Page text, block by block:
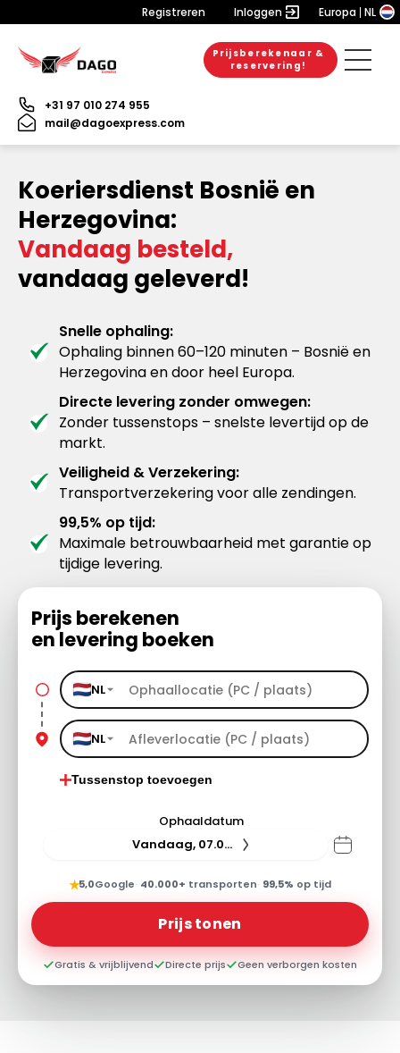
Registreren Inloggen Europa NL
Prijsberekenaar &
reservering!
+31 97 010 274 955
mail@dagoexpress.com
Koeriersdienst Bosnië en
Herzegovina:
Vandaag besteld,
vandaag geleverd!
Snelle ophaling:
Ophaling binnen 60–120 minuten – Bosnië en
Herzegovina en door heel Europa.
Directe levering zonder omwegen:
Zonder tussenstops – snelste levertijd op de
markt.
Veiligheid & Verzekering:
Transportverzekering voor alle zendingen.
99,5% op tijd:
Maximale betrouwbaarheid met garantie op
tijdige levering.
Prijs berekenen
en levering boeken
NL
NL
Tussenstop toevoegen
Ophaaldatum
Vandaag, 07.08.26
★5,0Google· 40.000+ transporten· 99,5% op tijd
Prijs tonen
Gratis & vrijblijvend Directe prijs Geen verborgen kosten